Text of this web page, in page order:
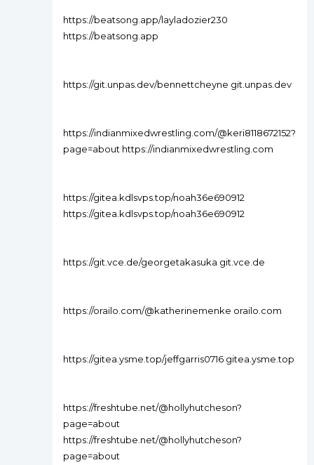
https://beatsong.app/layladozier230
https://beatsong.app
https://git.unpas.dev/bennettcheyne git.unpas.dev
https://indianmixedwrestling.com/@keri8118672152?
page=about https://indianmixedwrestling.com
https://gitea.kdlsvps.top/noah36e690912
https://gitea.kdlsvps.top/noah36e690912
https://git.vce.de/georgetakasuka git.vce.de
https://orailo.com/@katherinemenke orailo.com
https://gitea.ysme.top/jeffgarris0716 gitea.ysme.top
https://freshtube.net/@hollyhutcheson?
page=about
https://freshtube.net/@hollyhutcheson?
page=about